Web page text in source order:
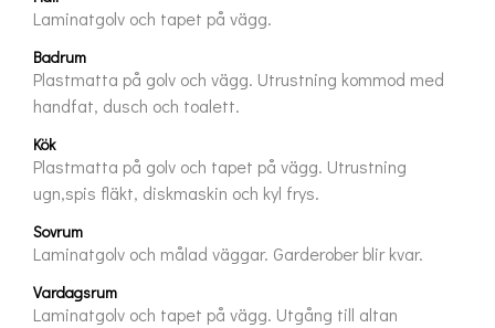
Laminatgolv och tapet på vägg.
Badrum
Plastmatta på golv och vägg. Utrustning kommod med
handfat, dusch och toalett.
Kök
Plastmatta på golv och tapet på vägg. Utrustning
ugn,spis fläkt, diskmaskin och kyl frys.
Sovrum
Laminatgolv och målad väggar. Garderober blir kvar.
Vardagsrum
Laminatgolv och tapet på vägg. Utgång till altan